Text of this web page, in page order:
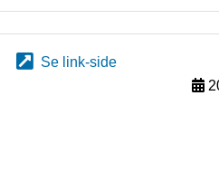
Se link-side